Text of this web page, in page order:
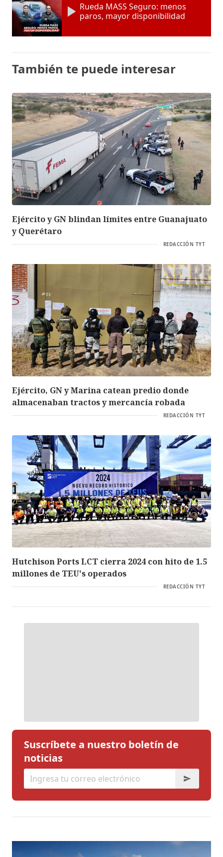
Rueda MASS Seguro: menos
paros, mayor disponibilidad
También te puede interesar
Ejército y GN blindan límites entre Guanajuato
y Querétaro
REDACCIÓN TYT
Ejército, GN y Marina catean predio donde
almacenaban tractos y mercancía robada
REDACCIÓN TYT
Hutchison Ports LCT cierra 2024 con hito de 1.5
millones de TEU's operados
REDACCIÓN TYT
Suscríbete a nuestro boletín de
noticias